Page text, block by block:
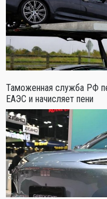
Таможенная служба РФ
ЕАЭС и начисляет пени